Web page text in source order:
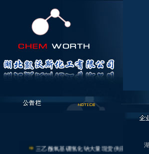
三乙酰氧基硼氢化钠大量现货供应 湖